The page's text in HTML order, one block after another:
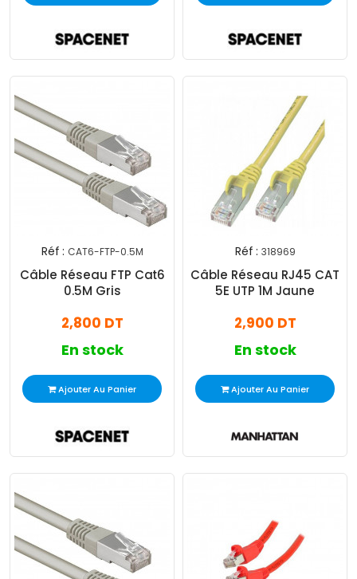
Réf : CAT6-FTP-0.5M
Câble Réseau FTP Cat6
0.5M Gris
2,800 DT
En stock
Ajouter Au Panier
Réf : 318969
Câble Réseau RJ45 CAT
5E UTP 1M Jaune
2,900 DT
En stock
Ajouter Au Panier